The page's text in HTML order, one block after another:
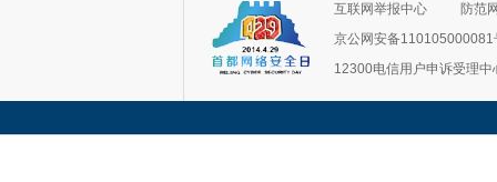
互联网举报中心
防范
京公网安备110105000081
12300电信用户申诉受理中